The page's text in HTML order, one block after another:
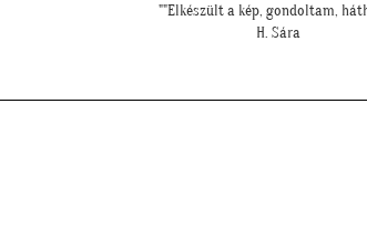
"Csodálatos a fotótapéta még szebb mint
L. Ilona